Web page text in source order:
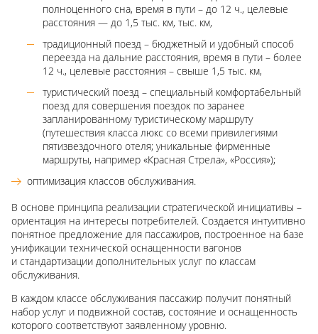
полноценного сна, время в пути – до 12 ч., целевые
расстояния — до 1,5 тыс. км, тыс. км,
традиционный поезд – бюджетный и удобный способ
переезда на дальние расстояния, время в пути – более
12 ч., целевые расстояния – свыше 1,5 тыс. км,
туристический поезд – специальный комфортабельный
поезд для совершения поездок по заранее
запланированному туристическому маршруту
(путешествия класса люкс со всеми привилегиями
пятизвездочного отеля; уникальные фирменные
маршруты, например «Красная Стрела», «Россия»);
оптимизация классов обслуживания.
В основе принципа реализации стратегической инициативы –
ориентация на интересы потребителей. Создается интуитивно
понятное предложение для пассажиров, построенное на базе
унификации технической оснащенности вагонов
и стандартизации дополнительных услуг по классам
обслуживания.
В каждом классе обслуживания пассажир получит понятный
набор услуг и подвижной состав, состояние и оснащенность
которого соответствуют заявленному уровню.